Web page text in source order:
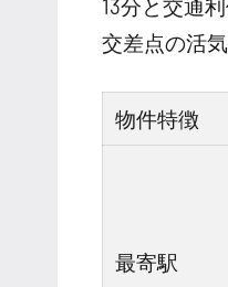
13分と交通
交差点の活
物件特徴
最寄駅